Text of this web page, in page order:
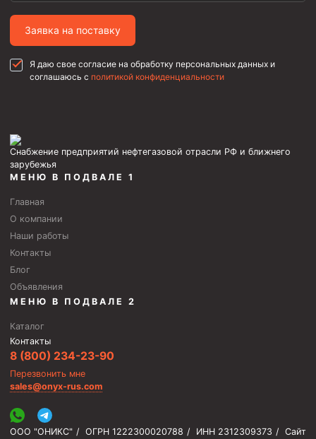
Заявка на поставку
Я даю свое согласие на обработку персональных данных и
соглашаюсь с политикой конфиденциальности
Снабжение предприятий нефтегазовой отрасли РФ и ближнего
зарубежья
МЕНЮ В ПОДВАЛЕ 1
Главная
О компании
Наши работы
Контакты
Блог
Объявления
МЕНЮ В ПОДВАЛЕ 2
Каталог
Контакты
8 (800) 234-23-90
Перезвонить мне
sales@onyx-rus.com
ООО "ОНИКС" / ОГРН 1222300020788 / ИНН 2312309373 / Сайт